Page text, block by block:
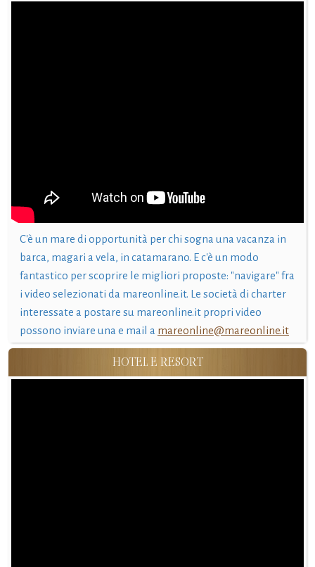
C'è un mare di opportunità per chi sogna una vacanza in
barca, magari a vela, in catamarano. E c'è un modo
fantastico per scoprire le migliori proposte: "navigare" fra
i video selezionati da mareonline.it. Le società di charter
interessate a postare su mareonline.it propri video
possono inviare una e mail a mareonline@mareonline.it
HOTEL E RESORT